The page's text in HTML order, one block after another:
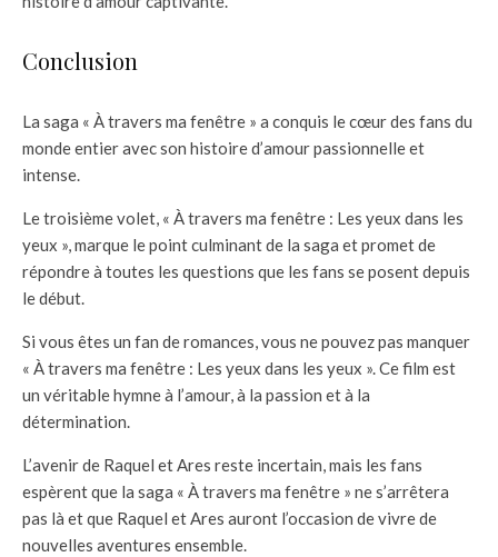
Conclusion
La saga « À travers ma fenêtre » a conquis le cœur des fans du
monde entier avec son histoire d’amour passionnelle et
intense.
Le troisième volet, « À travers ma fenêtre : Les yeux dans les
yeux », marque le point culminant de la saga et promet de
répondre à toutes les questions que les fans se posent depuis
le début.
Si vous êtes un fan de romances, vous ne pouvez pas manquer
« À travers ma fenêtre : Les yeux dans les yeux ». Ce film est
un véritable hymne à l’amour, à la passion et à la
détermination.
L’avenir de Raquel et Ares reste incertain, mais les fans
espèrent que la saga « À travers ma fenêtre » ne s’arrêtera
pas là et que Raquel et Ares auront l’occasion de vivre de
nouvelles aventures ensemble.